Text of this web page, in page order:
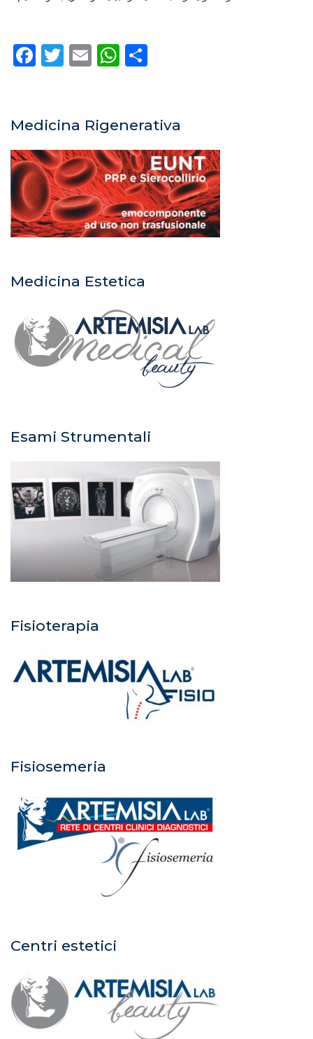
Facebook
Twitter
EmailWhatsApp
Medicina Rigenerativa
Medicina Estetica
Esami Strumentali
Fisioterapia
Fisiosemeria
Centri estetici